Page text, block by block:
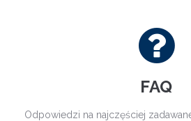
FAQ
Odpowiedzi na najczęściej